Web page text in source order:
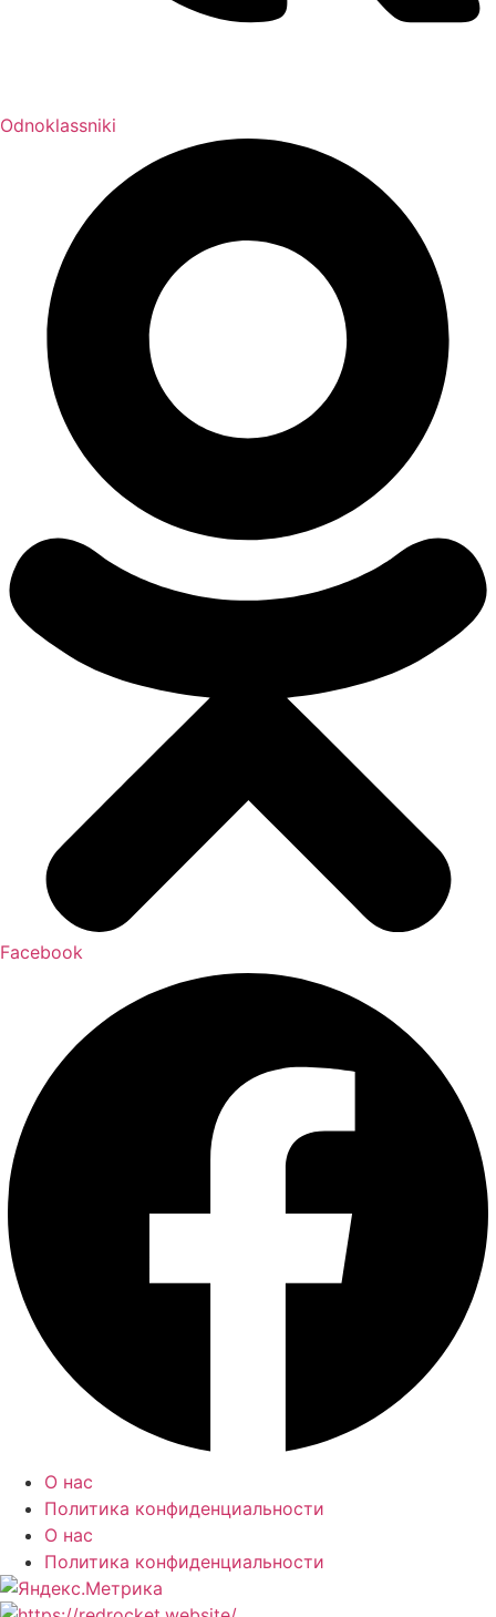
Odnoklassniki
Facebook
О нас
Политика конфиденциальности
О нас
Политика конфиденциальности